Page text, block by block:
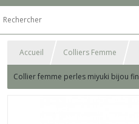
Accueil Colliers Femme
Collier femme perles miyuki bijou